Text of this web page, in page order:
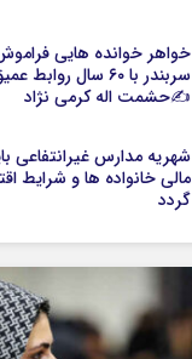
خواهر خوانده هایی
سربندر با ۶۰ سال
✍حشمت اله کرمی نژاد
شهریه مدارس غیرانتفاعی
مالی خانواده ها و شرایط
گردد